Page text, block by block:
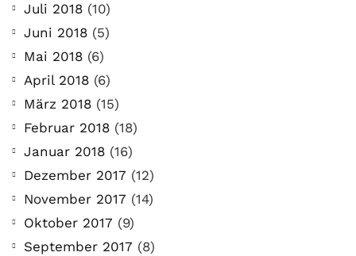
Juli 2018 (10)
Juni 2018 (5)
Mai 2018 (6)
April 2018 (6)
März 2018 (15)
Februar 2018 (18)
Januar 2018 (16)
Dezember 2017 (12)
November 2017 (14)
Oktober 2017 (9)
September 2017 (8)